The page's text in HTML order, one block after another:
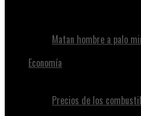
Matan hombre a palo
Economía
Precios de los